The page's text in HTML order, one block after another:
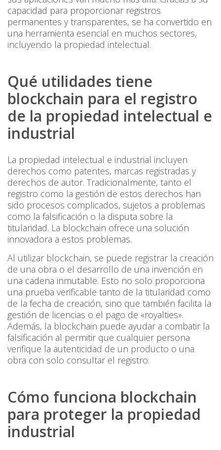
capacidad para proporcionar registros
permanentes y transparentes, se ha convertido en
una herramienta esencial en muchos sectores,
incluyendo la propiedad intelectual.
Qué utilidades tiene
blockchain para el registro
de la propiedad intelectual e
industrial
La propiedad intelectual e industrial incluyen
derechos como patentes, marcas registradas y
derechos de autor. Tradicionalmente, tanto el
registro como la gestión de estos derechos han
sido procesos complicados, sujetos a problemas
como la falsificación o la disputa sobre la
titularidad. La blockchain ofrece una solución
innovadora a estos problemas.
Al utilizar blockchain, se puede registrar la creación
de una obra o el desarrollo de una invención en
una cadena inmutable. Esto no solo proporciona
una prueba verificable tanto de la titularidad como
de la fecha de creación, sino que también facilita la
gestión de licencias o el pago de «royalties».
Además, la blockchain puede ayudar a combatir la
falsificación al permitir que cualquier persona
verifique la autenticidad de un producto o una
obra con solo consultar el registro.
Cómo funciona blockchain
para proteger la propiedad
industrial